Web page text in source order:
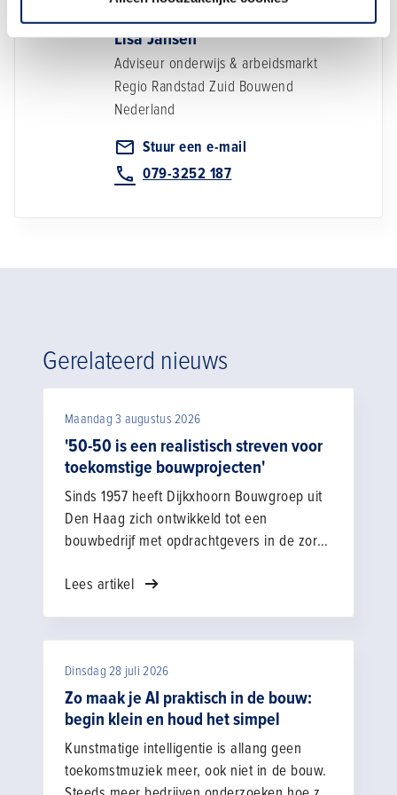
Lisa Jansen
Adviseur onderwijs & arbeidsmarkt
Regio Randstad Zuid Bouwend
Nederland
Stuur een e-mail
079-3252 187
Gerelateerd nieuws
Maandag 3 augustus 2026
'50-50 is een realistisch streven voor
toekomstige bouwprojecten'
Sinds 1957 heeft Dijkxhoorn Bouwgroep uit
Den Haag zich ontwikkeld tot een
bouwbedrijf met opdrachtgevers in de zorg,
particulieren. Om met de tijd mee te groeien
geleden innovatiemanager Hidde Luzac
aan.
Lees artikel
Dinsdag 28 juli 2026
Zo maak je AI praktisch in de bouw:
begin klein en houd het simpel
Kunstmatige intelligentie is allang geen
toekomstmuziek meer, ook niet in de bouw.